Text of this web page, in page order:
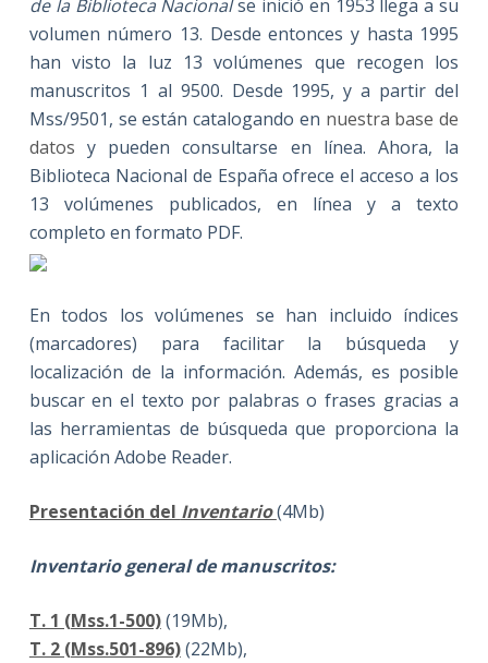
de la Biblioteca Nacionalse inició en 1953 llega a su
volumen número 13. Desde entonces y hasta 1995
han visto la luz 13 volúmenes que recogen los
manuscritos 1 al 9500. Desde 1995, y a partir del
Mss/9501, se están catalogando en nuestra base de
datos y pueden consultarse en línea. Ahora, la
Biblioteca Nacional de España ofrece el acceso a los
13 volúmenes publicados, en línea y a texto
completo en formato PDF.
En todos los volúmenes se han incluido índices
(marcadores) para facilitar la búsqueda y
localización de la información. Además, es posible
buscar en el texto por palabras o frases gracias a
las herramientas de búsqueda que proporciona la
aplicación Adobe Reader.
Presentación del Inventario(4Mb)
Inventario general de manuscritos:
T. 1 (Mss.1-500)(19Mb),
T. 2 (Mss.501-896)(22Mb),